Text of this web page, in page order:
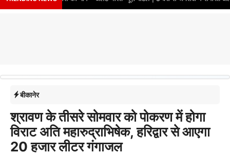
बीकानेर
श्रावण के तीसरे सोमवार को पोकरण में होगा
विराट अति महारुद्राभिषेक, हरिद्वार से आएगा
20 हजार लीटर गंगाजल